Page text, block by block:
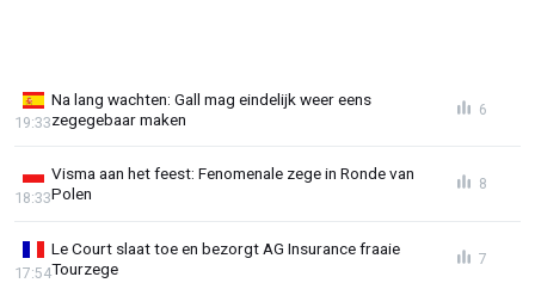
Na lang wachten: Gall mag eindelijk weer eens
zegegebaar maken
19:33
6
Visma aan het feest: Fenomenale zege in Ronde van
Polen
18:33
8
Le Court slaat toe en bezorgt AG Insurance fraaie
Tourzege
17:54
7